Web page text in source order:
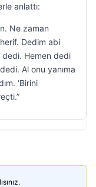
anlattı:
Ne zaman
Dedim abi
Hemen dedi
Al onu yanıma
‘Birini